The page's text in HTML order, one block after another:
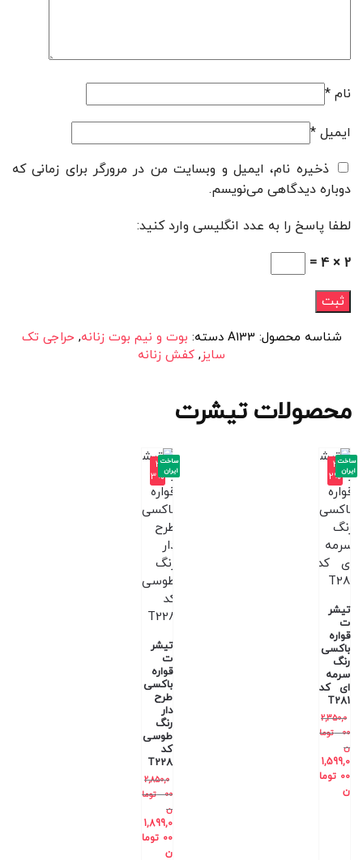
نام *
ایمیل *
ذخیره نام، ایمیل و وبسایت من در مرورگر برای زمانی که
دوباره دیدگاهی می‌نویسم.
لطفا پاسخ را به عدد انگلیسی وارد کنید:
2 × 4 =
شناسه محصول: A133 دسته: بوت و نیم بوت زنانه, حراجی تک
سایز, کفش زنانه
محصولات تیشرت
-3
2%
تیشر
ت
قواره
باکسی
رنگ
سرمه
ای کد
T281
2,350,0
00
توما
ن
1,599,0
00 توما
ن
ساخت
ایران
-3
3%
تیشر
ت
قواره
باکسی
طرح
دار
رنگ
طوسی
کد
T228
2,850,0
00
توما
ن
1,899,0
00 توما
ن
ساخت
ایران